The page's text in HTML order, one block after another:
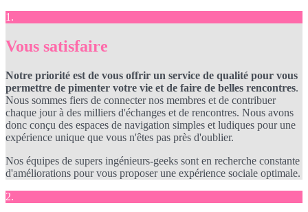
1.
Vous satisfaire
Notre priorité est de vous offrir un service de qualité pour vous
permettre de pimenter votre vie et de faire de belles rencontres.
Nous sommes fiers de connecter nos membres et de contribuer
chaque jour à des milliers d'échanges et de rencontres. Nous avons
donc conçu des espaces de navigation simples et ludiques pour une
expérience unique que vous n'êtes pas près d'oublier.
Nos équipes de supers ingénieurs-geeks sont en recherche constante
d'améliorations pour vous proposer une expérience sociale optimale.
2.